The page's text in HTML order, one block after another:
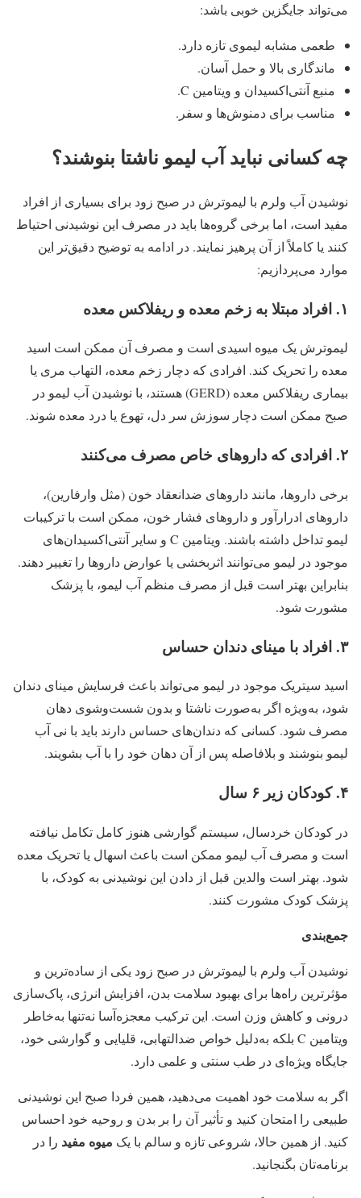
می‌تواند جایگزین خوبی باشد:
طعمی مشابه لیموی تازه دارد.
ماندگاری بالا و حمل آسان.
منبع آنتی‌اکسیدان و ویتامین C.
مناسب برای دمنوش‌ها و سفر.
چه کسانی نباید آب لیمو ناشتا بنوشند؟
نوشیدن آب ولرم با لیموترش در صبح زود برای بسیاری از افراد
مفید است، اما برخی گروه‌ها باید در مصرف این نوشیدنی احتیاط
کنند یا کاملاً از آن پرهیز نمایند. در ادامه به توضیح دقیق‌تر این
موارد می‌پردازیم:
۱. افراد مبتلا به زخم معده و ریفلاکس معده
لیموترش یک میوه اسیدی است و مصرف آن ممکن است اسید
معده را تحریک کند. افرادی که دچار زخم معده، التهاب مری یا
بیماری ریفلاکس معده (GERD) هستند، با نوشیدن آب لیمو در
صبح ممکن است دچار سوزش سر دل، تهوع یا درد معده شوند.
۲. افرادی که داروهای خاص مصرف می‌کنند
برخی داروها، مانند داروهای ضدانعقاد خون (مثل وارفارین)،
داروهای ادرارآور و داروهای فشار خون، ممکن است با ترکیبات
لیمو تداخل داشته باشند. ویتامین C و سایر آنتی‌اکسیدان‌های
موجود در لیمو می‌توانند اثربخشی یا عوارض داروها را تغییر دهند.
بنابراین بهتر است قبل از مصرف منظم آب لیمو، با پزشک
مشورت شود.
۳. افراد با مینای دندان حساس
اسید سیتریک موجود در لیمو می‌تواند باعث فرسایش مینای دندان
شود، به‌ویژه اگر به‌صورت ناشتا و بدون شست‌وشوی دهان
مصرف شود. کسانی که دندان‌های حساس دارند باید با نی آب
لیمو بنوشند و بلافاصله پس از آن دهان خود را با آب بشویند.
۴. کودکان زیر ۶ سال
در کودکان خردسال، سیستم گوارشی هنوز کامل تکامل نیافته
است و مصرف آب لیمو ممکن است باعث اسهال یا تحریک معده
شود. بهتر است والدین قبل از دادن این نوشیدنی به کودک، با
پزشک کودک مشورت کنند.
جمع‌بندی
نوشیدن آب ولرم با لیموترش در صبح زود یکی از ساده‌ترین و
مؤثرترین راه‌ها برای بهبود سلامت بدن، افزایش انرژی، پاک‌سازی
درونی و کاهش وزن است. این ترکیب معجزه‌آسا نه‌تنها به‌خاطر
ویتامین C بلکه به‌دلیل خواص ضدالتهابی، قلیایی و گوارشی خود،
جایگاه ویژه‌ای در طب سنتی و علمی دارد.
اگر به سلامت خود اهمیت می‌دهید، همین فردا صبح این نوشیدنی
طبیعی را امتحان کنید و تأثیر آن را بر بدن و روحیه خود احساس
کنید. از همین حالا، شروعی تازه و سالم با یک میوه مفید را در
برنامه‌تان بگنجانید.